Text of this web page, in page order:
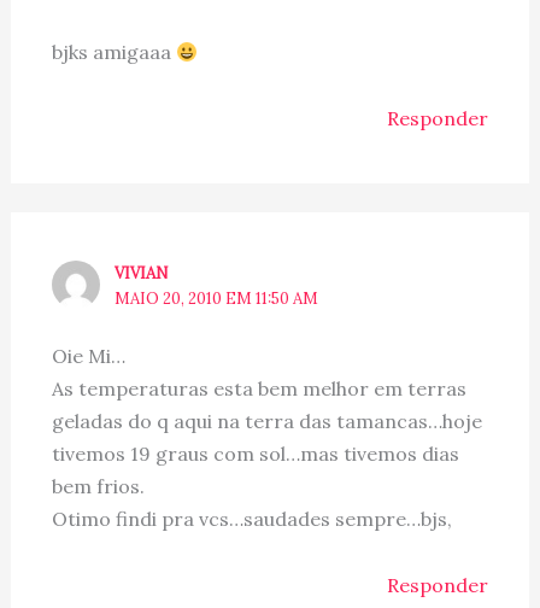
bjks amigaaa
Responder
VIVIAN
MAIO 20, 2010 EM 11:50 AM
Oie Mi…
As temperaturas esta bem melhor em terras
geladas do q aqui na terra das tamancas…hoje
tivemos 19 graus com sol…mas tivemos dias
bem frios.
Otimo findi pra vcs…saudades sempre…bjs,
Responder